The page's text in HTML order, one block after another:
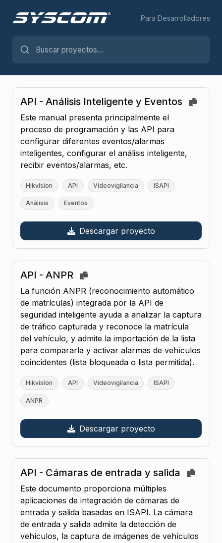
Para Desarrolladores
API - Análisis Inteligente y Eventos
Este manual presenta principalmente el
proceso de programación y las API para
configurar diferentes eventos/alarmas
inteligentes, configurar el análisis inteligente,
recibir eventos/alarmas, etc.
Hikvision API Videovigilancia ISAPI
Análisis Eventos
Descargar proyecto
API - ANPR
La función ANPR (reconocimiento automático
de matrículas) integrada por la API de
seguridad inteligente ayuda a analizar la captura
de tráfico capturada y reconoce la matrícula
del vehículo, y admite la importación de la lista
para compararla y activar alarmas de vehículos
coincidentes (lista bloqueada o lista permitida).
Hikvision API Videovigilancia ISAPI
ANPR
Descargar proyecto
API - Cámaras de entrada y salida
Este documento proporciona múltiples
aplicaciones de integración de cámaras de
entrada y salida basadas en ISAPI. La cámara
de entrada y salida admite la detección de
vehículos, la captura de imágenes de vehículos